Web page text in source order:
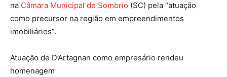
na Câmara Municipal de Sombrio (SC) pela “atuação
como precursor na região em empreendimentos
imobiliários”.
Atuação de D’Artagnan como empresário rendeu
homenagem